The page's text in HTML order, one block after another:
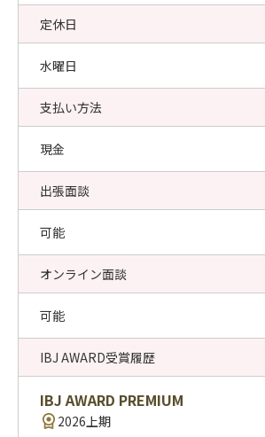
定休日
水曜日
支払い方法
現金
出張面談
可能
オンライン面談
可能
IBJ AWARD受賞履歴
IBJ AWARD PREMIUM
2026上期